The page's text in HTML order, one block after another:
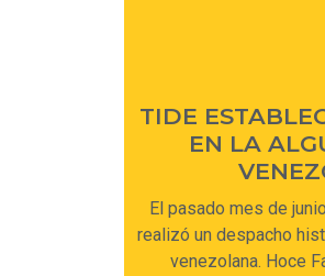
TIDE
EN LA
El pasado mes de
realizó un despacho
venezolana. Hoce